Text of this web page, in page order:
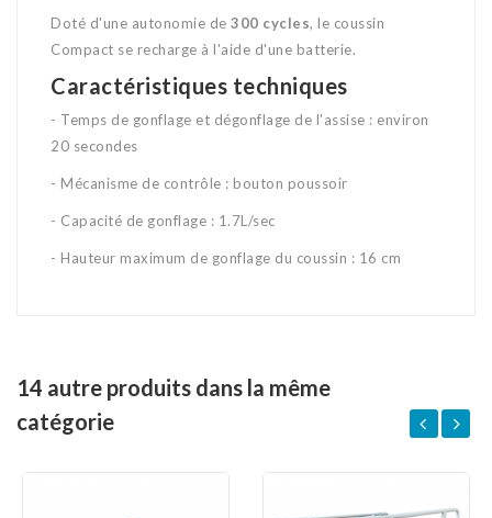
Doté d'une autonomie de 300 cycles, le coussin
Compact se recharge à l'aide d'une batterie.
Caractéristiques techniques
- Temps de gonflage et dégonflage de l'assise : environ
20 secondes
- Mécanisme de contrôle : bouton poussoir
- Capacité de gonflage : 1.7L/sec
- Hauteur maximum de gonflage du coussin : 16 cm
14 autre produits dans la même
catégorie